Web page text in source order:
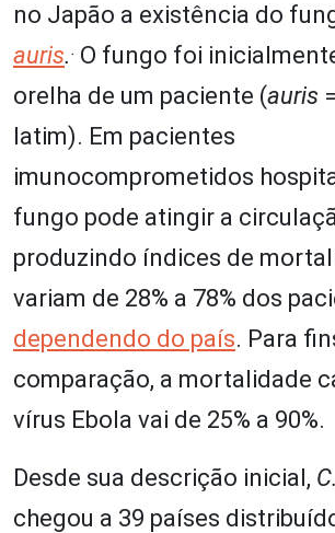
no Japão a existência do
auris. . O fungo foi
orelha de um paciente (auris
latim). Em pacientes
imunocomprometidos
fungo pode atingir a
produzindo índices de
variam de 28% a 78% dos
dependendo do país. Para
comparação, a mortalidade
vírus Ebola vai de 25% a 90%.
Desde sua descrição inicial,
chegou a 39 países